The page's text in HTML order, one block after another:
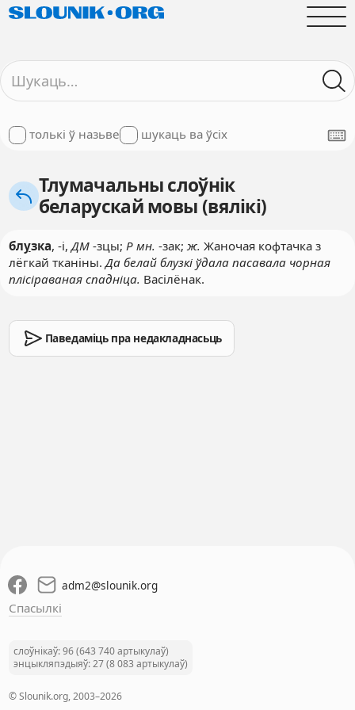
толькі ў назьве шукаць ва ўсіх
Тлумачальны слоўнік
беларускай мовы (вялікі)
блузка, -і,ДМ-зцы; Р мн. -зак;ж. Жаночая кофтачка з
лёгкай тканіны.Да белай блузкі ўдала пасавала чорная
плісіраваная спадніца. Васілёнак.
Паведаміць пра недакладнасьць
adm2@slounik.org
Спасылкі
слоўнікаў: 96 (643 740 артыкулаў)
энцыкляпэдыяў: 27 (8 083 артыкулаў)
© Slounik.org, 2003–2026